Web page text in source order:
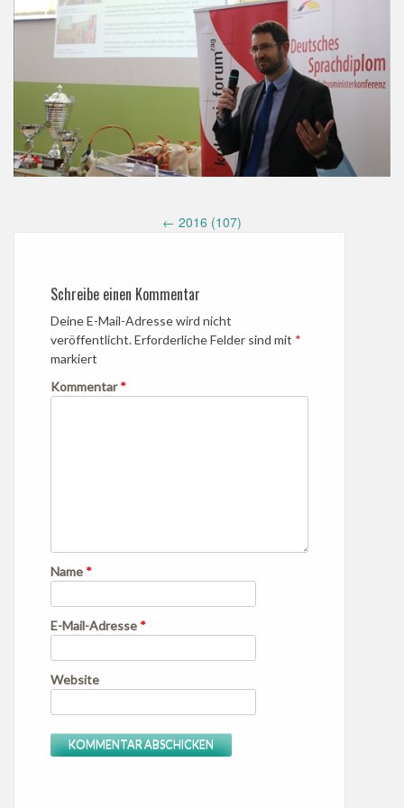
navigation
← 2016 (107)
Schreibe einen Kommentar
Deine E-Mail-Adresse wird nicht
veröffentlicht.Erforderliche Felder sind mit *
markiert
Kommentar*
Name *
E-Mail-Adresse *
Website